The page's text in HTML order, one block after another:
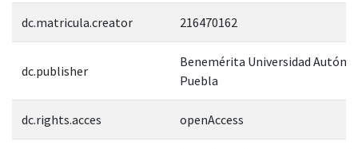
dc.matricula.creator 216470162
dc.publisher
Benemérita Universidad
Puebla
dc.rights.acces openAccess